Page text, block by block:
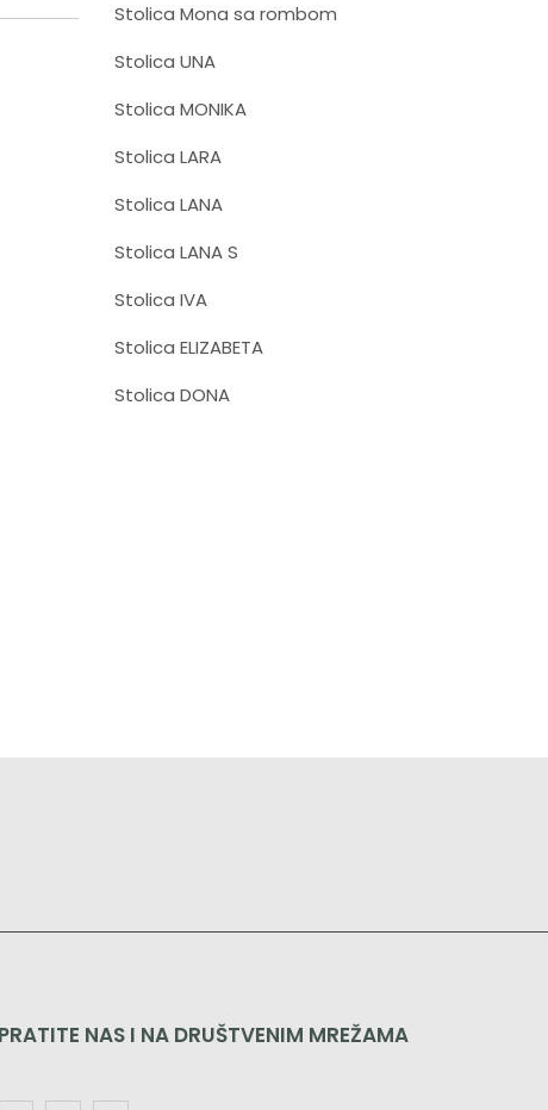
Stolica Mona sa rombom
Stolica UNA
Stolica MONIKA
Stolica LARA
Stolica LANA
Stolica LANA S
Stolica IVA
Stolica ELIZABETA
Stolica DONA
PRATITE NAS I NA DRUŠTVENIM MREŽAMA